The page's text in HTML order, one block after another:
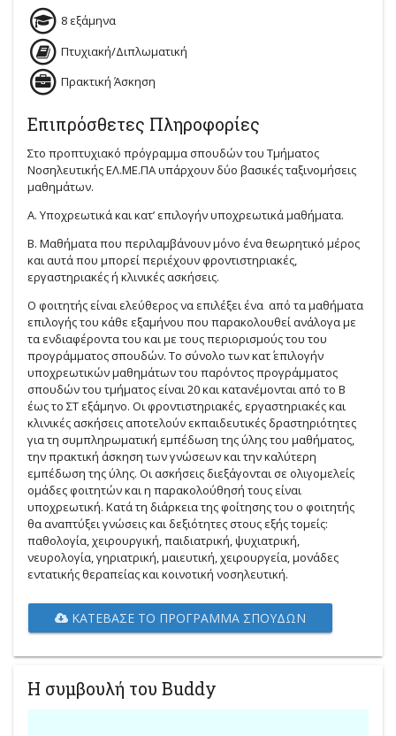
8 εξάμηνα
Πτυχιακή/Διπλωματική
Πρακτική Άσκηση
Επιπρόσθετες Πληροφορίες
Στο προπτυχιακό πρόγραμμα σπουδών του Τμήματος
Νοσηλευτικής ΕΛ.ΜΕ.ΠΑ υπάρχουν δύο βασικές ταξινομήσεις
μαθημάτων.
Α. Υποχρεωτικά και κατ’ επιλογήν υποχρεωτικά μαθήματα.
Β. Μαθήματα που περιλαμβάνουν μόνο ένα θεωρητικό μέρος
και αυτά που μπορεί περιέχουν φροντιστηριακές,
εργαστηριακές ή κλινικές ασκήσεις.
Ο φοιτητής είναι ελεύθερος να επιλέξει ένα από τα μαθήματα
επιλογής του κάθε εξαμήνου που παρακολουθεί ανάλογα με
τα ενδιαφέροντα του και με τους περιορισμούς του του
προγράμματος σπουδών. Το σύνολο των κατ΄ επιλογήν
υποχρεωτικών μαθημάτων του παρόντος προγράμματος
σπουδών του τμήματος είναι 20 και κατανέμονται από το Β
έως το ΣΤ εξάμηνο. Οι φροντιστηριακές, εργαστηριακές και
κλινικές ασκήσεις αποτελούν εκπαιδευτικές δραστηριότητες
για τη συμπληρωματική εμπέδωση της ύλης του μαθήματος,
την πρακτική άσκηση των γνώσεων και την καλύτερη
εμπέδωση της ύλης. Οι ασκήσεις διεξάγονται σε ολιγομελείς
ομάδες φοιτητών και η παρακολούθησή τους είναι
υποχρεωτική. Κατά τη διάρκεια της φοίτησης του ο φοιτητής
θα αναπτύξει γνώσεις και δεξιότητες στους εξής τομείς:
παθολογία, χειρουργική, παιδιατρική, ψυχιατρική,
νευρολογία, γηριατρική, μαιευτική, χειρουργεία, μονάδες
εντατικής θεραπείας και κοινοτική νοσηλευτική.
ΚΑΤΈΒΑΣΕ ΤΟ ΠΡΌΓΡΑΜΜΑ ΣΠΟΥΔΏΝ
Η συμβουλή του Buddy